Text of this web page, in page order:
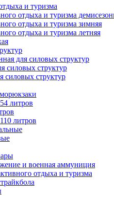
и туризма
отдыха и туризма
отдыха и туризма зимняя
отдыха и туризма летняя
для силовых структур
силовых структур
силовых структур
литров
литров
и военная аммуниция
отдыха и туризма